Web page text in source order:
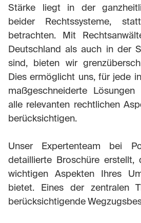
Stärke liegt in der
beider Rechtssysteme,
betrachten. Mit
Deutschland als auch in der
sind, bieten wir
Dies ermöglicht uns, für jede
maßgeschneiderte
alle relevanten rechtlichen
berücksichtigen.
Unser Expertenteam bei
detaillierte Broschüre erstellt,
wichtigen Aspekten Ihres
bietet. Eines der zentralen
berücksichtigende